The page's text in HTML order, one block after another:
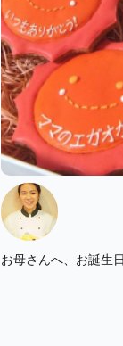
お母さんへ、お誕生